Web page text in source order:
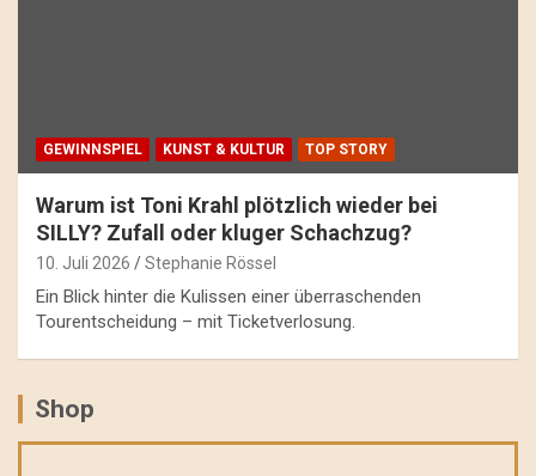
GEWINNSPIEL KUNST & KULTUR TOP STORY
Warum ist Toni Krahl plötzlich wieder bei
SILLY? Zufall oder kluger Schachzug?
10. Juli 2026 Stephanie Rössel
Ein Blick hinter die Kulissen einer überraschenden
Tourentscheidung – mit Ticketverlosung.
Shop